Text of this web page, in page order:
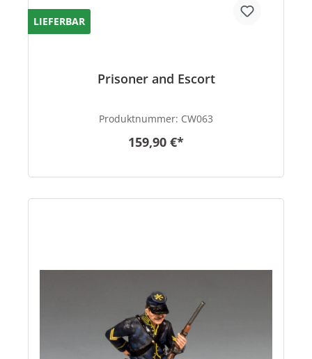
LIEFERBAR
Prisoner and Escort
Produktnummer: CW063
159,90 €*